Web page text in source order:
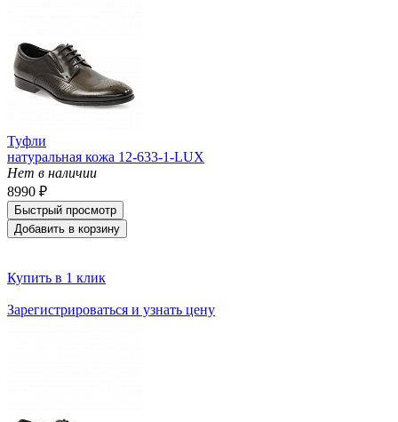
Туфли
натуральная кожа 12-633-1-LUX
Нет в наличии
8990 ₽
Быстрый просмотр
Добавить в корзину
Купить в 1 клик
Зарегистрироваться и узнать цену